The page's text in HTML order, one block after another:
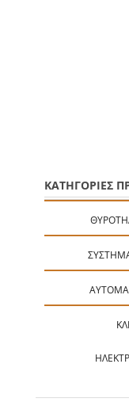
ΚΑΤΗΓΟΡΙΕΣ